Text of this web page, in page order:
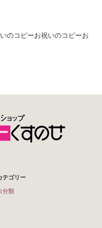
のコピーお祝いのコピーお
テゴリー
分類